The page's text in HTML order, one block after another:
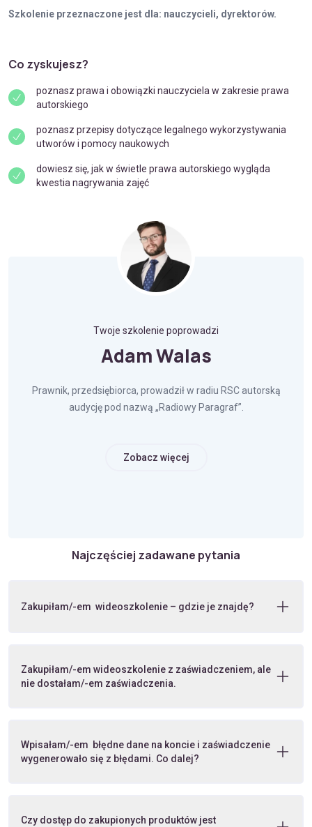
Szkolenie przeznaczone jest dla: nauczycieli, dyrektorów.
Co zyskujesz?
poznasz prawa i obowiązki nauczyciela w zakresie prawa
autorskiego
poznasz przepisy dotyczące legalnego wykorzystywania
utworów i pomocy naukowych
dowiesz się, jak w świetle prawa autorskiego wygląda
kwestia nagrywania zajęć
Twoje szkolenie poprowadzi
Adam Walas
Prawnik, przedsiębiorca, prowadził w radiu RSC autorską
audycję pod nazwą „Radiowy Paragraf”.
Zobacz więcej
Najczęściej zadawane pytania
Zakupiłam/-em wideoszkolenie – gdzie je znajdę?
Zakupiłam/-em wideoszkolenie z zaświadczeniem, ale
nie dostałam/-em zaświadczenia.
Wpisałam/-em błędne dane na koncie i zaświadczenie
wygenerowało się z błędami. Co dalej?
Czy dostęp do zakupionych produktów jest